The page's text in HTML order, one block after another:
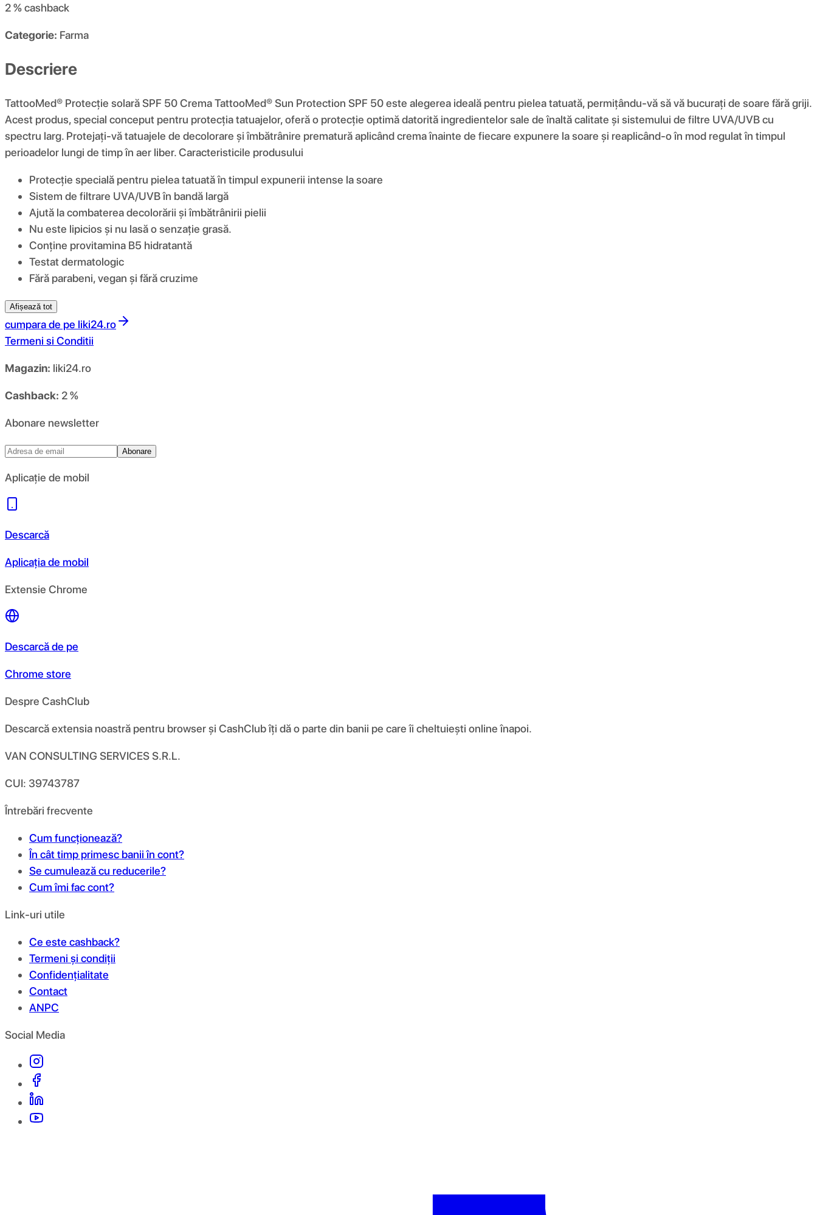
2 %cashback
Categorie: Farma
Descriere
TattooMed® Protecție solară SPF 50 Crema TattooMed® Sun Protection SPF 50 este alegerea ideală pentru pielea tatuată, permițându-vă să vă bucurați de soare fără griji.
Acest produs, special conceput pentru protecția tatuajelor, oferă o protecție optimă datorită ingredientelor sale de înaltă calitate și sistemului de filtre UVA/UVB cu
spectru larg. Protejați-vă tatuajele de decolorare și îmbătrânire prematură aplicând crema înainte de fiecare expunere la soare și reaplicând-o în mod regulat în timpul
perioadelor lungi de timp în aer liber. Caracteristicile produsului
Protecție specială pentru pielea tatuată în timpul expunerii intense la soare
Sistem de filtrare UVA/UVB în bandă largă
Ajută la combaterea decolorării și îmbătrânirii pielii
Nu este lipicios și nu lasă o senzație grasă.
Conține provitamina B5 hidratantă
Testat dermatologic
Fără parabeni, vegan și fără cruzime
Afișează tot
cumpara de pe liki24.ro
Termeni si Conditii
Magazin: liki24.ro
Cashback: 2 %
Abonare newsletter
Abonare
Aplicație de mobil
Descarcă
Aplicația de mobil
Extensie Chrome
Descarcă de pe
Chrome store
Despre CashClub
Descarcă extensia noastră pentru browser și CashClub îți dă o parte din banii pe care îi cheltuiești online înapoi.
VAN CONSULTING SERVICES S.R.L.
CUI: 39743787
Întrebări frecvente
Cum funcționează?
În cât timp primesc banii în cont?
Se cumulează cu reducerile?
Cum îmi fac cont?
Link-uri utile
Ce este cashback?
Termeni și condiții
Confidențialitate
Contact
ANPC
Social Media